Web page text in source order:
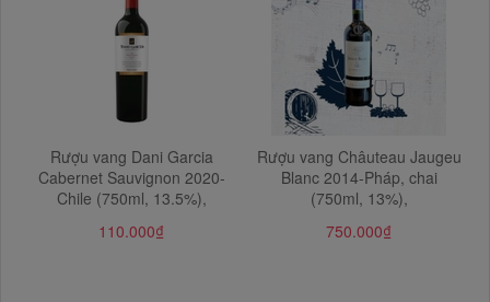
Rượu vang Dani Garcia
Cabernet Sauvignon 2020-
Chile (750ml, 13.5%),
110.000₫
Rượu vang Châuteau Jaugeu
Blanc 2014-Pháp, chai
(750ml, 13%),
750.000₫